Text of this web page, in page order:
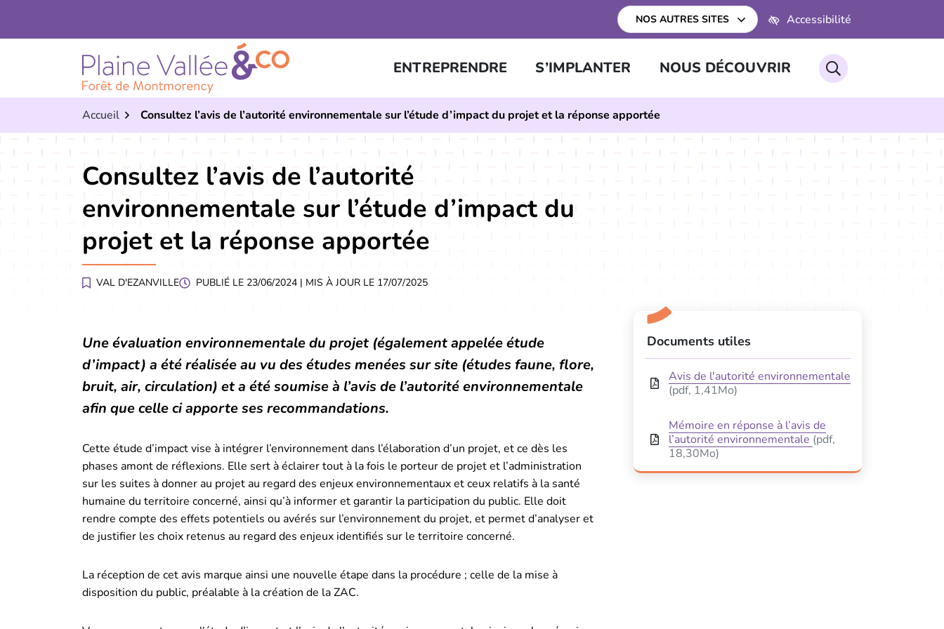
la
contenu
pied
NOS AUTRES SITES Accessibilité
ENTREPRENDRE S’IMPLANTER NOUS DÉCOUVRIR RECHERCHER
Accueil Consultez l’avis de l’autorité environnementale sur l’étude d’impact du projet et la réponse apportée
Consultez l’avis de l’autorité
environnementale sur l’étude d’impact du
projet et la réponse apportée
VAL D'EZANVILLE PUBLIÉ LE 23/06/2024 | MIS À JOUR LE 17/07/2025
Une évaluation environnementale du projet (également appelée étude
d’impact) a été réalisée au vu des études menées sur site (études faune, flore,
bruit, air, circulation) et a été soumise à l’avis de l’autorité environnementale
afin que celle ci apporte ses recommandations.
Cette étude d’impact vise à intégrer l’environnement dans l’élaboration d’un projet, et ce dès les
phases amont de réflexions. Elle sert à éclairer tout à la fois le porteur de projet et l’administration
sur les suites à donner au projet au regard des enjeux environnementaux et ceux relatifs à la santé
humaine du territoire concerné, ainsi qu’à informer et garantir la participation du public. Elle doit
rendre compte des effets potentiels ou avérés sur l’environnement du projet, et permet d’analyser et
de justifier les choix retenus au regard des enjeux identifiés sur le territoire concerné.
La réception de cet avis marque ainsi une nouvelle étape dans la procédure ; celle de la mise à
disposition du public, préalable à la création de la ZAC.
Informations complémentaires
Documents utiles
Avis de l'autorité environnementale
(pdf, 1,41Mo)
Mémoire en réponse à l’avis de
l’autorité environnementale (pdf,
18,30Mo)